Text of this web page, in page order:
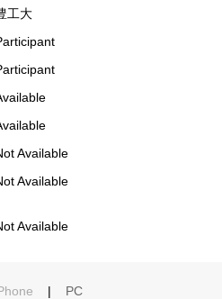
工大
Available
Available
Available
| PC